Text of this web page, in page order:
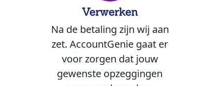
Verwerken
Na de betaling zijn wij aan
zet. AccountGenie gaat er
voor zorgen dat jouw
gewenste opzeggingen